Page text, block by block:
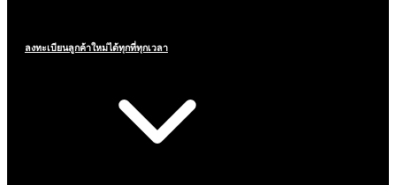
ลงทะเบียนลูกค้าใหม่ได้ทุกที่ทุกเวลา